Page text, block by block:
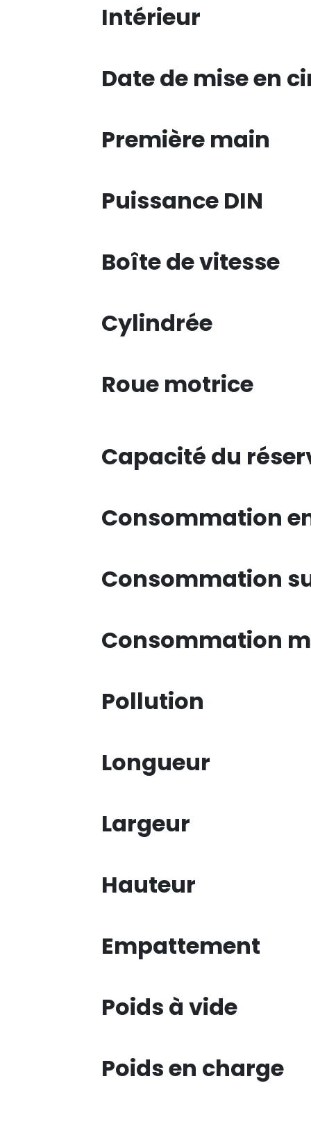
Intérieur
Date de mise en
Première main
Puissance DIN
Boîte de vitesse
Cylindrée
Roue motrice
Capacité du
Consommation
Consommation
Consommation
Pollution
Longueur
Largeur
Hauteur
Empattement
Poids à vide
Poids en charge